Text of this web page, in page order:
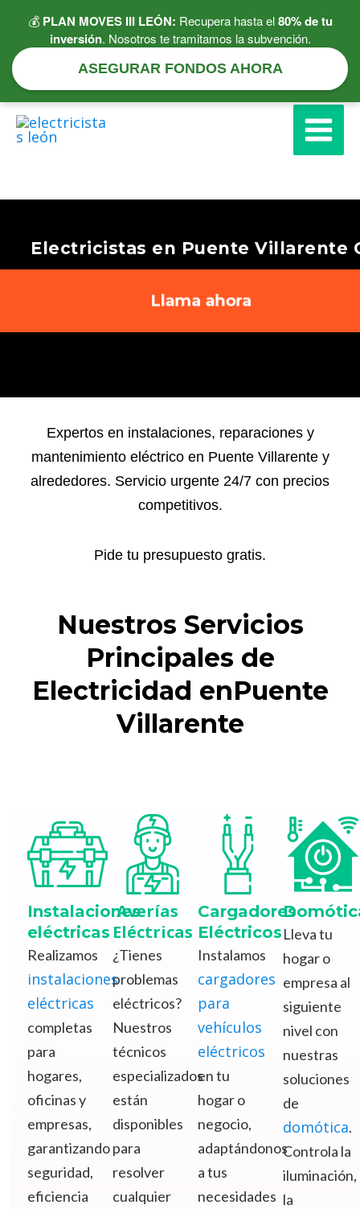
💰 PLAN MOVES III LEÓN: Recupera hasta el80% de tu
inversión. Nosotros te tramitamos la subvención.
ASEGURAR FONDOS AHORA
contenido
Electricistas en Puente Villarente
Llama ahora
Expertos en instalaciones, reparaciones y
mantenimiento eléctrico en Puente Villarente y
alrededores. Servicio urgente 24/7 con precios
competitivos.
Pide tu presupuesto gratis.
Nuestros Servicios
Principales de
Electricidad enPuente
Villarente
Instalaciones
eléctricas
Realizamos
instalaciones
eléctricas
completas
para
hogares,
oficinas y
empresas,
garantizando
seguridad,
eficiencia
Averías
Eléctricas
¿Tienes
problemas
eléctricos?
Nuestros
técnicos
especializados
están
disponibles
para
resolver
cualquier
Cargadores
Eléctricos
Instalamos
cargadores
para
vehículos
eléctricos
en tu
hogar o
negocio,
adaptándonos
a tus
necesidades
Lleva tu
hogar o
empresa al
siguiente
nivel con
nuestras
soluciones
de
domótica.
Controla la
iluminación,
la